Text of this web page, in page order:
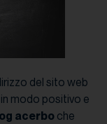
del sito web
modo positivo e
acerbo che